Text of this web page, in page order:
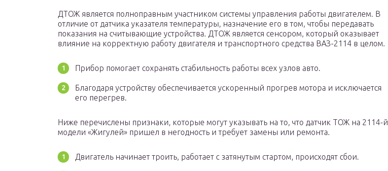
ДТОЖ является полноправным участником системы управления работы двигателем. В
отличие от датчика указателя температуры, назначение его в том, чтобы передавать
показания на считывающие устройства. ДТОЖ является сенсором, который оказывает
влияние на корректную работу двигателя и транспортного средства ВАЗ-2114 в целом.
Прибор помогает сохранять стабильность работы всех узлов авто.
Благодаря устройству обеспечивается ускоренный прогрев мотора и исключается
его перегрев.
Ниже перечислены признаки, которые могут указывать на то, что датчик ТОЖ на 2114-й
модели «Жигулей» пришел в негодность и требует замены или ремонта.
Двигатель начинает троить, работает с затянутым стартом, происходят сбои.